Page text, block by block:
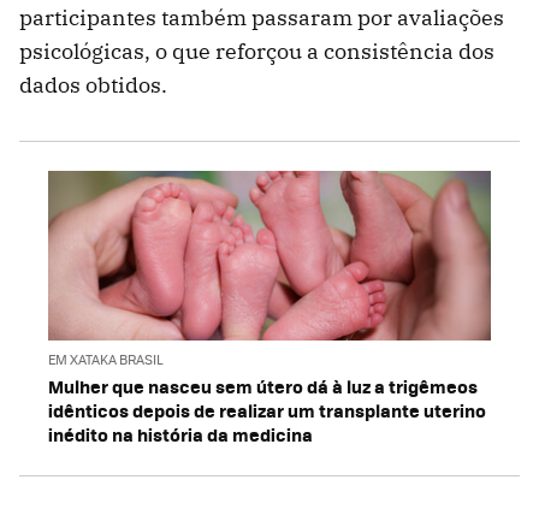
participantes também passaram por avaliações
psicológicas, o que reforçou a consistência dos
dados obtidos.
EM XATAKA BRASIL
Mulher que nasceu sem útero dá à luz a trigêmeos
idênticos depois de realizar um transplante uterino
inédito na história da medicina